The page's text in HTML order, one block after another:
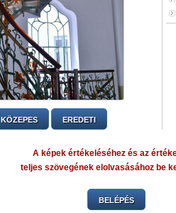
KÖZEPES EREDETI
A képek értékeléséhez és az
teljes szövegének elolvasásához be
BELÉPÉS